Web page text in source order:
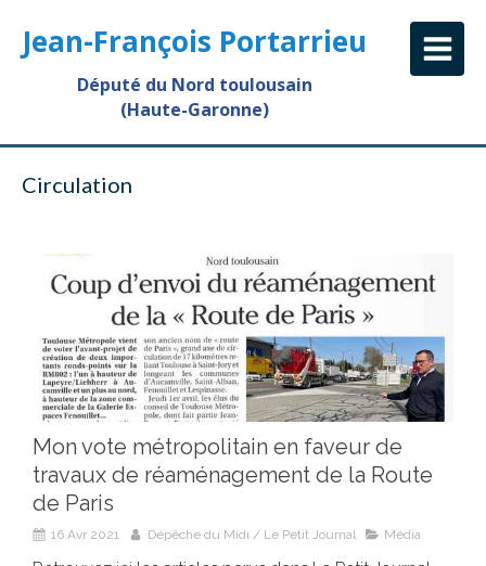
Jean-François Portarrieu
Député du Nord toulousain
(Haute-Garonne)
Circulation
Mon vote métropolitain en faveur de
travaux de réaménagement de la Route
de Paris
16 Avr 2021 Dépêche du Midi / Le Petit Journal Média